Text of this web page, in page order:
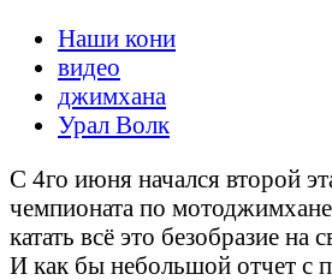
Наши кони
видео
джимхана
Урал Волк
С 4го июня начался второй
чемпионата по
катать всё это безобразие на
И как бы небольшой отчет с